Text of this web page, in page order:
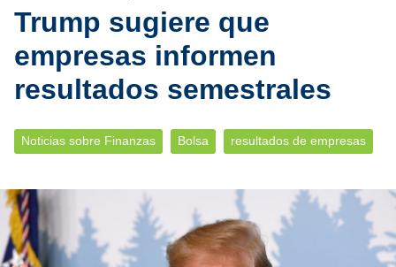
Trump sugiere que
empresas informen
resultados semestrales
Noticias sobre Finanzas Bolsa resultados de empresas